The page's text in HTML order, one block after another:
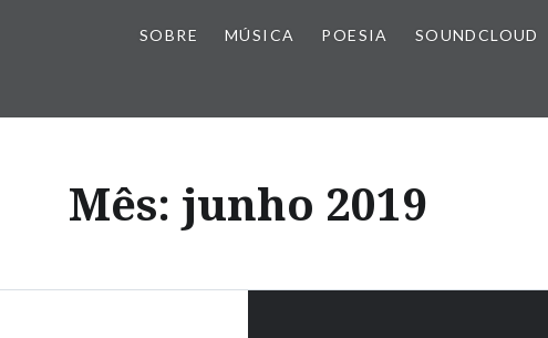
SOBRE MÚSICA POESIA SOUNDCLOUD
Mês: junho 2019